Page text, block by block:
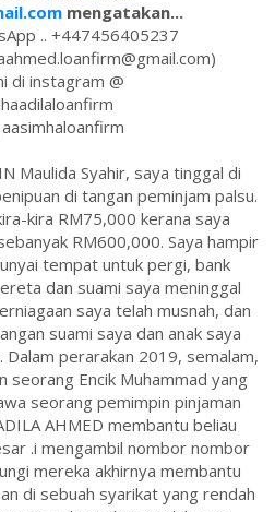
mengatakan...
.. +447456405237
di instagram @
Maulida Syahir, saya tinggal di
di tangan peminjam palsu.
kira RM75,000 kerana saya
RM600,000. Saya hampir
tempat untuk pergi, bank
dan suami saya meninggal
saya telah musnah, dan
suami saya dan anak saya
Dalam perarakan 2019, semalam,
seorang Encik Muhammad yang
seorang pemimpin pinjaman
AHMED membantu beliau
.i mengambil nombor nombor
mereka akhirnya membantu
di sebuah syarikat yang rendah